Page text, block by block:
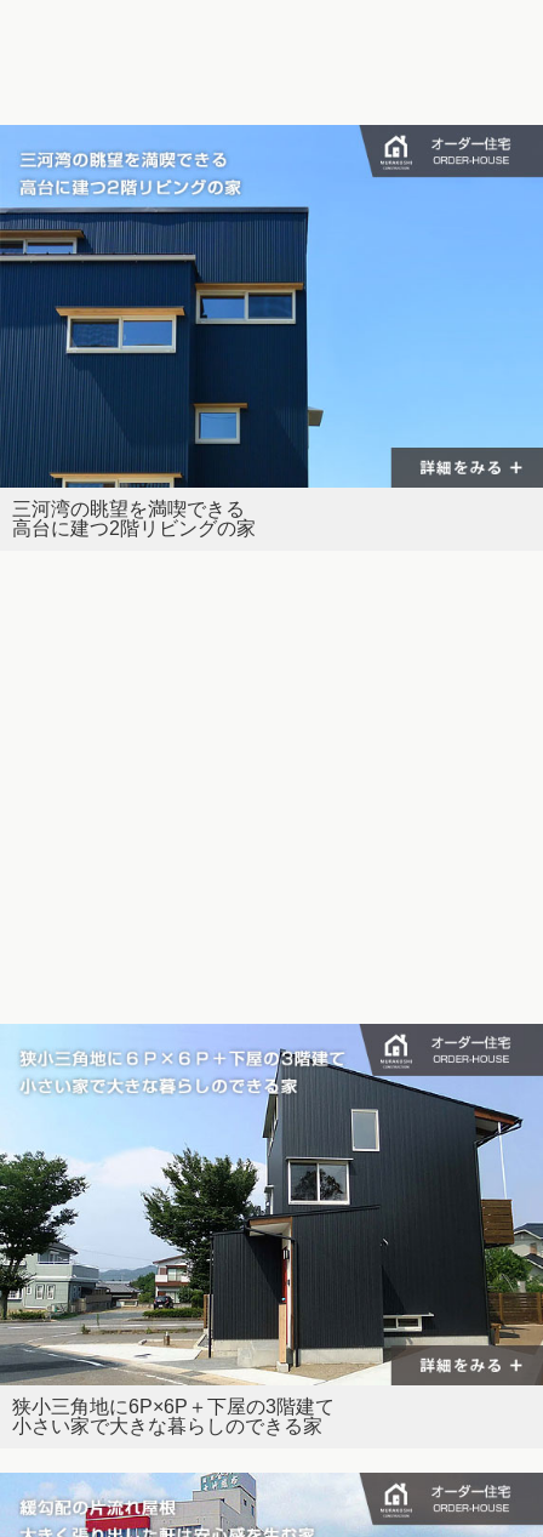
三河湾の眺望を満喫できる
高台に建つ2階リビングの家
狭小三角地に6P×6P＋下屋の3階建て
小さい家で大きな暮らしのできる家